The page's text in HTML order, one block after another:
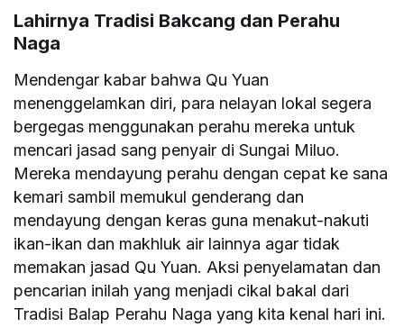
Lahirnya Tradisi Bakcang dan Perahu
Naga
Mendengar kabar bahwa Qu Yuan
menenggelamkan diri, para nelayan lokal segera
bergegas menggunakan perahu mereka untuk
mencari jasad sang penyair di Sungai Miluo.
Mereka mendayung perahu dengan cepat ke sana
kemari sambil memukul genderang dan
mendayung dengan keras guna menakut-nakuti
ikan-ikan dan makhluk air lainnya agar tidak
memakan jasad Qu Yuan. Aksi penyelamatan dan
pencarian inilah yang menjadi cikal bakal dari
Tradisi Balap Perahu Naga yang kita kenal hari ini.